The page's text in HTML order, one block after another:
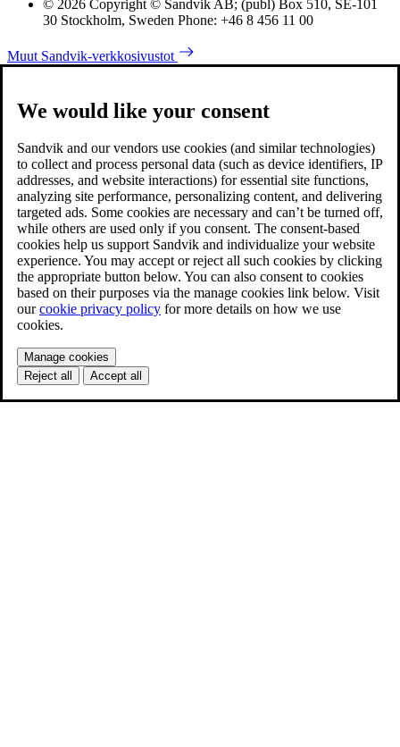
© 2026 Copyright © Sandvik AB; (publ) Box 510, SE-101
30 Stockholm, Sweden Phone: +46 8 456 11 00
Muut Sandvik-verkkosivustot
We would like your consent
Sandvik and our vendors use cookies (and similar technologies)
to collect and process personal data (such as device identifiers, IP
addresses, and website interactions) for essential site functions,
analyzing site performance, personalizing content, and delivering
targeted ads. Some cookies are necessary and can’t be turned off,
while others are used only if you consent. The consent-based
cookies help us support Sandvik and individualize your website
experience. You may accept or reject all such cookies by clicking
the appropriate button below. You can also consent to cookies
based on their purposes via the manage cookies link below. Visit
ourcookie privacy policy for more details on how we use
cookies.
Manage cookies
Reject all
Accept all